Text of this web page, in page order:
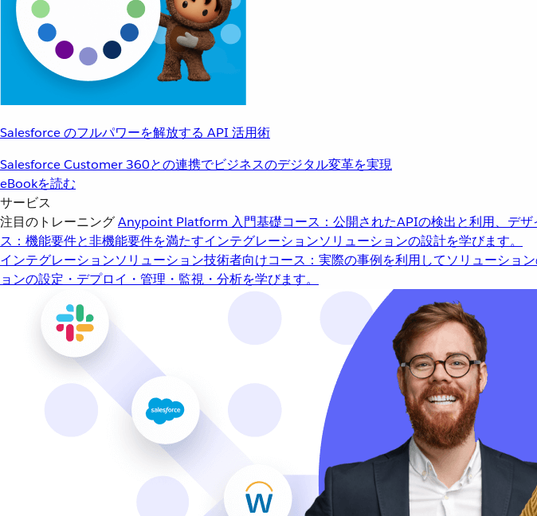
Salesforce のフルパワーを解放する API 活用術
Salesforce Customer 360との連携でビジネスのデジタル変革を実現
eBookを読む
サービス
注目のトレーニングAnypoint Platform 入門基礎コース：公開されたAPIの検出と利用、デ
ス：機能要件と非機能要件を満たすインテグレーションソリューションの設計を学びます。
インテグレーションソリューション技術者向けコース：実際の事例を利用してソリューション
ョンの設定・デプロイ・管理・監視・分析を学びます。